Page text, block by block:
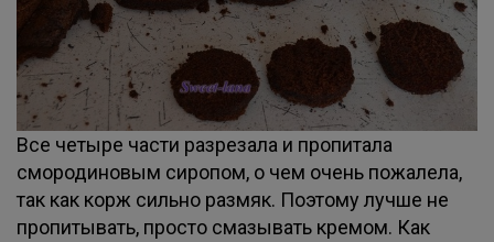
Все четыре части разрезала и пропитала
смородиновым сиропом, о чем очень пожалела,
так как корж сильно размяк. Поэтому лучше не
пропитывать, просто смазывать кремом. Как